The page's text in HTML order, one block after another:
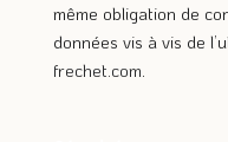
même obligation de
données vis à vis de
frechet.com.